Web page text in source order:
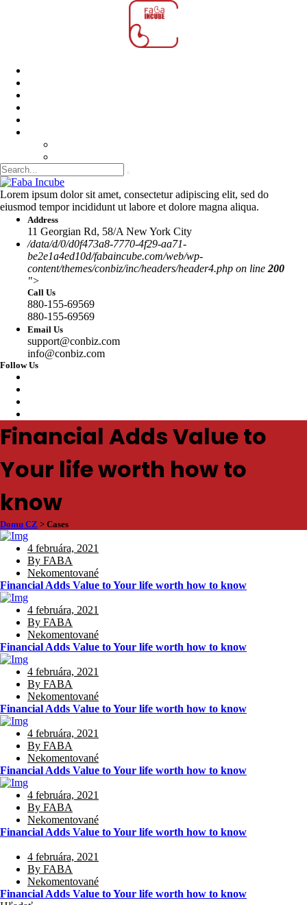
Lorem ipsum dolor sit amet, consectetur adipiscing elit, sed do
eiusmod tempor incididunt ut labore et dolore magna aliqua.
Address
11 Georgian Rd, 58/A New York City
/data/d/0/d0f473a8-7770-4f29-aa71-
be2e1a4ed10d/fabaincube.com/web/wp-
content/themes/conbiz/inc/headers/header4.php on line 200
">
Call Us
880-155-69569
880-155-69569
Email Us
support@conbiz.com
info@conbiz.com
Follow Us
Financial Adds Value to
Your life worth how to
know
Domu CZ > Cases
4 februára, 2021
By FABA
Nekomentované
Financial Adds Value to Your life worth how to know
4 februára, 2021
By FABA
Nekomentované
Financial Adds Value to Your life worth how to know
4 februára, 2021
By FABA
Nekomentované
Financial Adds Value to Your life worth how to know
4 februára, 2021
By FABA
Nekomentované
Financial Adds Value to Your life worth how to know
4 februára, 2021
By FABA
Nekomentované
Financial Adds Value to Your life worth how to know
4 februára, 2021
By FABA
Nekomentované
Financial Adds Value to Your life worth how to know